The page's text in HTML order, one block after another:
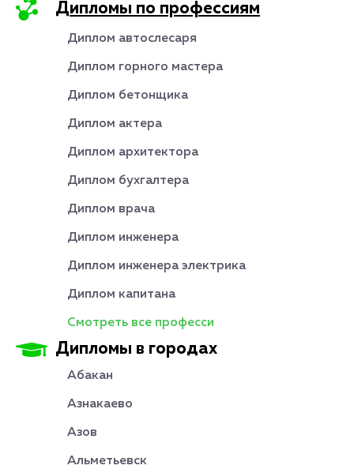
Дипломы по профессиям
Диплом автослесаря
Диплом горного мастера
Диплом бетонщика
Диплом актера
Диплом архитектора
Диплом бухгалтера
Диплом врача
Диплом инженера
Диплом инженера электрика
Диплом капитана
Смотреть все професси
Дипломы в городах
Абакан
Азнакаево
Азов
Альметьевск